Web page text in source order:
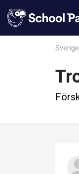
Sverige